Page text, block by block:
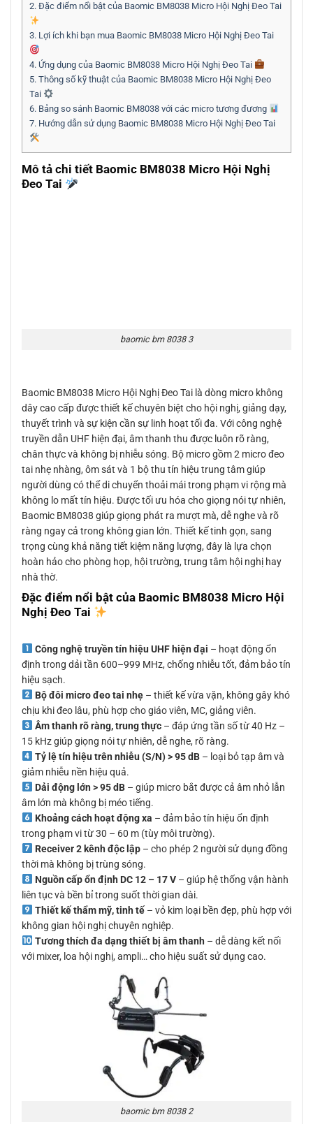
2. Đặc điểm nổi bật của Baomic BM8038 Micro Hội Nghị Đeo Tai
3. Lợi ích khi bạn mua Baomic BM8038 Micro Hội Nghị Đeo Tai
4. Ứng dụng của Baomic BM8038 Micro Hội Nghị Đeo Tai
5. Thông số kỹ thuật của Baomic BM8038 Micro Hội Nghị Đeo
Tai
6. Bảng so sánh Baomic BM8038 với các micro tương đương
7. Hướng dẫn sử dụng Baomic BM8038 Micro Hội Nghị Đeo Tai
Mô tả chi tiết Baomic BM8038 Micro Hội Nghị
Đeo Tai
baomic bm 8038 3
Baomic BM8038 Micro Hội Nghị Đeo Tai là dòng micro không
dây cao cấp được thiết kế chuyên biệt cho hội nghị, giảng dạy,
thuyết trình và sự kiện cần sự linh hoạt tối đa. Với công nghệ
truyền dẫn UHF hiện đại, âm thanh thu được luôn rõ ràng,
chân thực và không bị nhiễu sóng. Bộ micro gồm 2 micro đeo
tai nhẹ nhàng, ôm sát và 1 bộ thu tín hiệu trung tâm giúp
người dùng có thể di chuyển thoải mái trong phạm vi rộng mà
không lo mất tín hiệu. Được tối ưu hóa cho giọng nói tự nhiên,
Baomic BM8038 giúp giọng phát ra mượt mà, dễ nghe và rõ
ràng ngay cả trong không gian lớn. Thiết kế tinh gọn, sang
trọng cùng khả năng tiết kiệm năng lượng, đây là lựa chọn
hoàn hảo cho phòng họp, hội trường, trung tâm hội nghị hay
nhà thờ.
Đặc điểm nổi bật của Baomic BM8038 Micro Hội
Nghị Đeo Tai
Công nghệ truyền tín hiệu UHF hiện đại – hoạt động ổn
định trong dải tần 600–999 MHz, chống nhiễu tốt, đảm bảo tín
hiệu sạch.
Bộ đôi micro đeo tai nhẹ– thiết kế vừa vặn, không gây khó
chịu khi đeo lâu, phù hợp cho giáo viên, MC, giảng viên.
Âm thanh rõ ràng, trung thực– đáp ứng tần số từ 40 Hz –
15 kHz giúp giọng nói tự nhiên, dễ nghe, rõ ràng.
Tỷ lệ tín hiệu trên nhiễu (S/N) > 95 dB– loại bỏ tạp âm và
giảm nhiễu nền hiệu quả.
Dải động lớn > 95 dB– giúp micro bắt được cả âm nhỏ lẫn
âm lớn mà không bị méo tiếng.
Khoảng cách hoạt động xa – đảm bảo tín hiệu ổn định
trong phạm vi từ 30 – 60 m (tùy môi trường).
Receiver 2 kênh độc lập– cho phép 2 người sử dụng đồng
thời mà không bị trùng sóng.
Nguồn cấp ổn định DC 12 – 17 V– giúp hệ thống vận hành
liên tục và bền bỉ trong suốt thời gian dài.
Thiết kế thẩm mỹ, tinh tế– vỏ kim loại bền đẹp, phù hợp với
không gian hội nghị chuyên nghiệp.
Tương thích đa dạng thiết bị âm thanh – dễ dàng kết nối
với mixer, loa hội nghị, ampli… cho hiệu suất sử dụng cao.
baomic bm 8038 2